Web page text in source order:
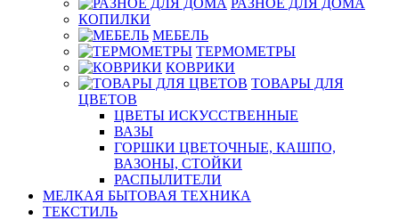
РАЗНОЕ ДЛЯ ДОМА
КОПИЛКИ
МЕБЕЛЬ
ТЕРМОМЕТРЫ
КОВРИКИ
ТОВАРЫ ДЛЯ
ЦВЕТОВ
ЦВЕТЫ ИСКУССТВЕННЫЕ
ВАЗЫ
ГОРШКИ ЦВЕТОЧНЫЕ, КАШПО,
ВАЗОНЫ, СТОЙКИ
РАСПЫЛИТЕЛИ
МЕЛКАЯ БЫТОВАЯ ТЕХНИКА
ТЕКСТИЛЬ